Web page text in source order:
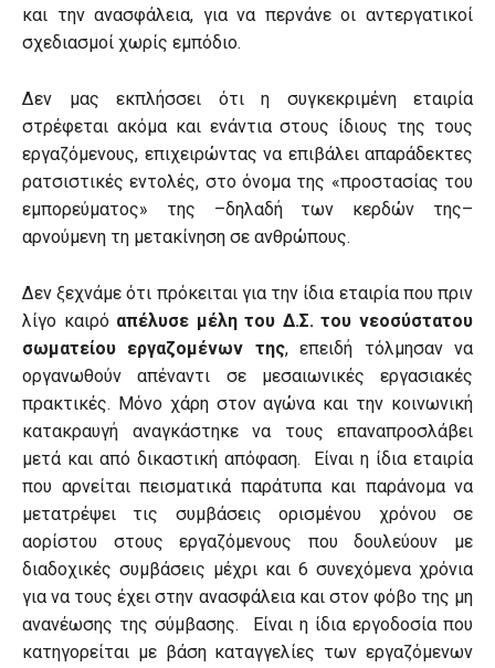
και την ανασφάλεια, για να περνάνε οι αντεργατικοί
σχεδιασμοί χωρίς εμπόδιο.
Δεν μας εκπλήσσει ότι η συγκεκριμένη εταιρία
στρέφεται ακόμα και ενάντια στους ίδιους της τους
εργαζόμενους, επιχειρώντας να επιβάλει απαράδεκτες
ρατσιστικές εντολές, στο όνομα της «προστασίας του
εμπορεύματος» της –δηλαδή των κερδών της–
αρνούμενη τη μετακίνηση σε ανθρώπους.
Δεν ξεχνάμε ότι πρόκειται για την ίδια εταιρία που πριν
λίγο καιρό απέλυσε μέλη του Δ.Σ. του νεοσύστατου
σωματείου εργαζομένων της, επειδή τόλμησαν να
οργανωθούν απέναντι σε μεσαιωνικές εργασιακές
πρακτικές. Μόνο χάρη στον αγώνα και την κοινωνική
κατακραυγή αναγκάστηκε να τους επαναπροσλάβει
μετά και από δικαστική απόφαση. Είναι η ίδια εταιρία
που αρνείται πεισματικά παράτυπα και παράνομα να
μετατρέψει τις συμβάσεις ορισμένου χρόνου σε
αορίστου στους εργαζόμενους που δουλεύουν με
διαδοχικές συμβάσεις μέχρι και 6 συνεχόμενα χρόνια
για να τους έχει στην ανασφάλεια και στον φόβο της μη
ανανέωσης της σύμβασης. Είναι η ίδια εργοδοσία που
κατηγορείται με βάση καταγγελίες των εργαζόμενων